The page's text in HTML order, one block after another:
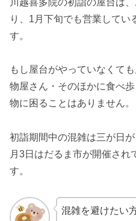
り、1月下旬でも営業してい
す。
もし屋台がやっていなくて
物屋さん・そのほかに食べ
物に困ることはありません。
初詣期間中の混雑は三が日
月3日はだるま市が開催され
す。
混雑を避けたい